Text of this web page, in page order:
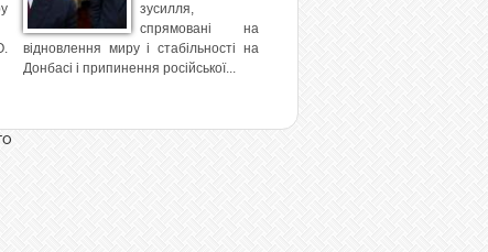
зусилля,
спрямовані на
відновлення миру і стабільності на
Донбасі і припинення російської...